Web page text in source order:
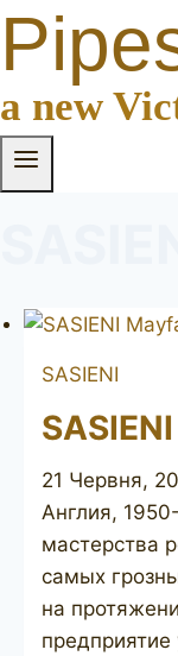
a new
SASIENI
21 Червня,
Англия,
мастерства
самых
на